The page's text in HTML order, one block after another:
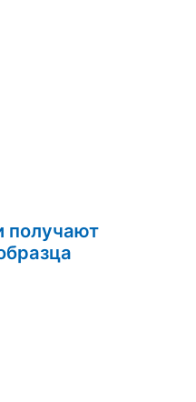
получают
образца